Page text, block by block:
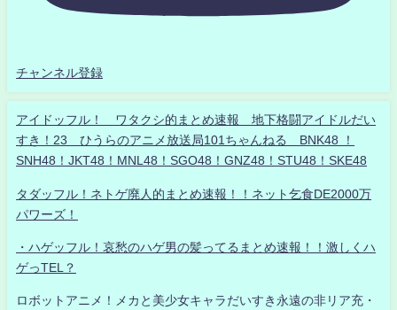
チャンネル登録
アイドッフル！ ワタクシ的まとめ速報 地下格闘アイドルだい
すき！23 ひうらのアニメ放送局101ちゃんねる BNK48 ！
SNH48！JKT48！MNL48！SGO48！GNZ48！STU48！SKE48
タダッフル！ネトゲ廃人的まとめ速報！！ネット乞食DE2000万
パワーズ！
・ハゲッフル！哀愁のハゲ男の髪ってるまとめ速報！！激しくハ
ゲっTEL？
ロボットアニメ！メカと美少女キャラだいすき永遠の非リア充・